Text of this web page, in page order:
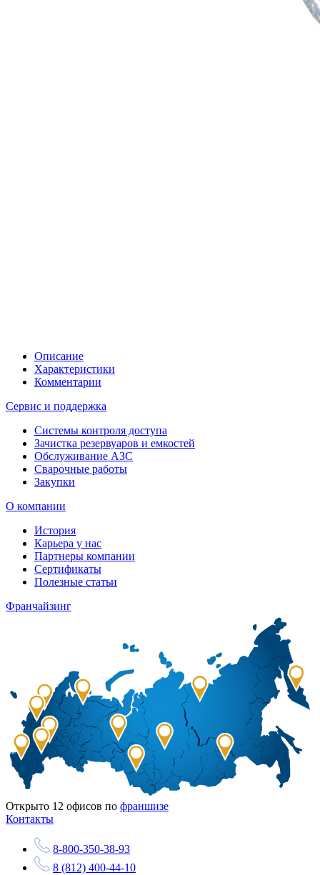
Описание
Характеристики
Комментарии
Сервис и поддержка
Системы контроля доступа
Зачистка резервуаров и емкостей
Обслуживание АЗС
Сварочные работы
Закупки
О компании
История
Карьера у нас
Партнеры компании
Сертификаты
Полезные статьи
Франчайзинг
Открыто 12 офисов по франшизе
Контакты
8-800-350-38-93
8 (812) 400-44-10